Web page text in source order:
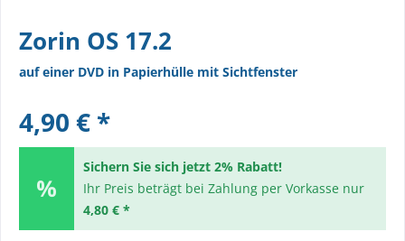
Zorin OS 17.2
auf einer DVD in Papierhülle mit Sichtfenster
4,90 € *
Sichern Sie sich jetzt 2% Rabatt!
Ihr Preis beträgt bei Zahlung per Vorkasse nur
4,80 € *